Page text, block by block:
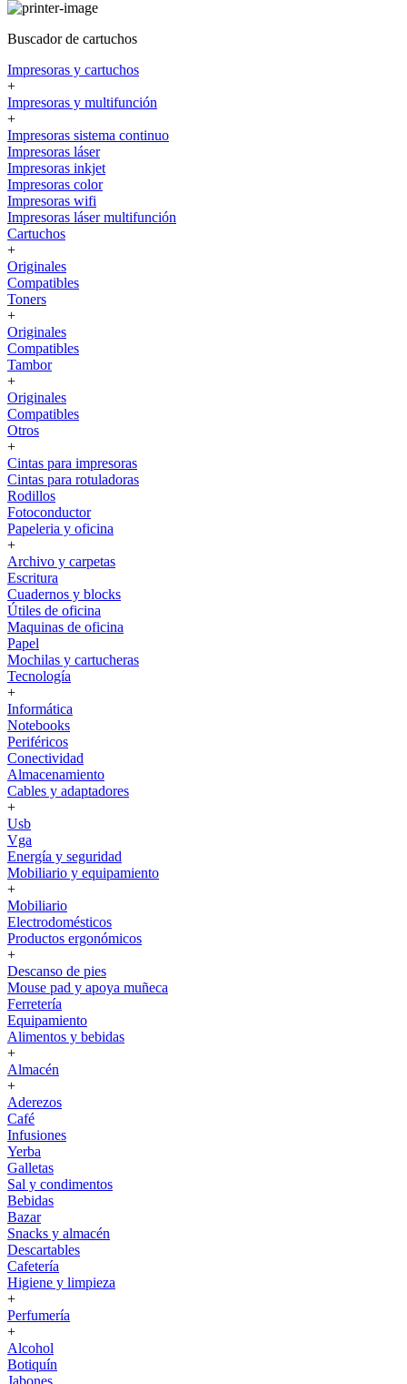
Buscador de cartuchos
Impresoras y cartuchos
+
Impresoras y multifunción
+
Impresoras sistema continuo
Impresoras láser
Impresoras inkjet
Impresoras color
Impresoras wifi
Impresoras láser multifunción
Cartuchos
+
Originales
Compatibles
Toners
+
Originales
Compatibles
Tambor
+
Originales
Compatibles
Otros
+
Cintas para impresoras
Cintas para rotuladoras
Rodillos
Fotoconductor
Papeleria y oficina
+
Archivo y carpetas
Escritura
Cuadernos y blocks
Útiles de oficina
Maquinas de oficina
Papel
Mochilas y cartucheras
Tecnología
+
Informática
Notebooks
Periféricos
Conectividad
Almacenamiento
Cables y adaptadores
+
Usb
Vga
Energía y seguridad
Mobiliario y equipamiento
+
Mobiliario
Electrodomésticos
Productos ergonómicos
+
Descanso de pies
Mouse pad y apoya muñeca
Ferretería
Equipamiento
Alimentos y bebidas
+
Almacén
+
Aderezos
Café
Infusiones
Yerba
Galletas
Sal y condimentos
Bebidas
Bazar
Snacks y almacén
Descartables
Cafetería
Higiene y limpieza
+
Perfumería
+
Alcohol
Botiquín
Jabones